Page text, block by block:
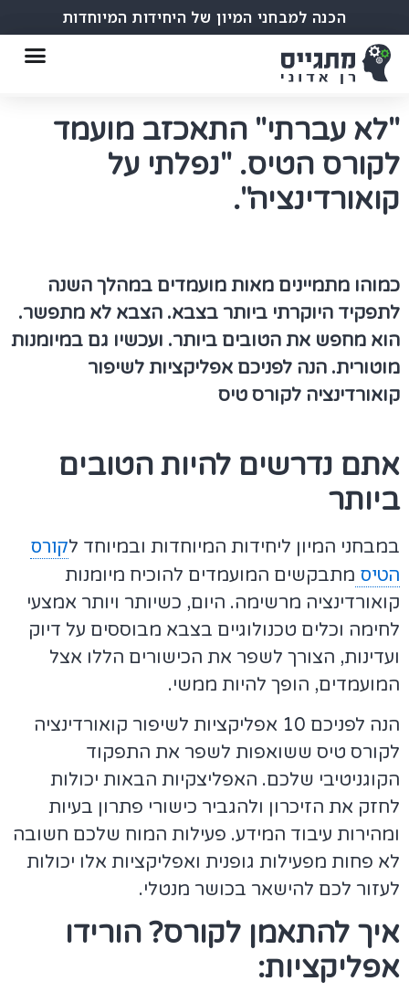
הכנה למבחני המיון של היחידות המיוחדות
"לא עברתי" התאכזב מועמד
לקורס הטיס. "נפלתי על
קואורדינציה".
כמוהו מתמיינים מאות מועמדים במהלך השנה
לתפקיד היוקרתי ביותר בצבא. הצבא לא מתפשר.
הוא מחפש את הטובים ביותר. ועכשיו גם במיומנות
מוטורית. הנה לפניכם אפליקציות לשיפור
קואורדינציה לקורס טיס
אתם נדרשים להיות הטובים
ביותר
במבחני המיון ליחידות המיוחדות ובמיוחד לקורס
הטיס מתבקשים המועמדים להוכיח מיומנות
קואורדינציה מרשימה. היום, כשיותר ויותר אמצעי
לחימה וכלים טכנולוגיים בצבא מבוססים על דיוק
ועדינות, הצורך לשפר את הכישורים הללו אצל
המועמדים, הופך להיות ממשי.
הנה לפניכם 10 אפליקציות לשיפור קואורדינציה
לקורס טיס ששואפות לשפר את התפקוד
הקוגניטיבי שלכם. האפליצקיות הבאות יכולות
לחזק את הזיכרון ולהגביר כישורי פתרון בעיות
ומהירות עיבוד המידע. פעילות המוח שלכם חשובה
לא פחות מפעילות גופנית ואפליקציות אלו יכולות
לעזור לכם להישאר בכושר מנטלי.
איך להתאמן לקורס? הורידו
אפליקציות: